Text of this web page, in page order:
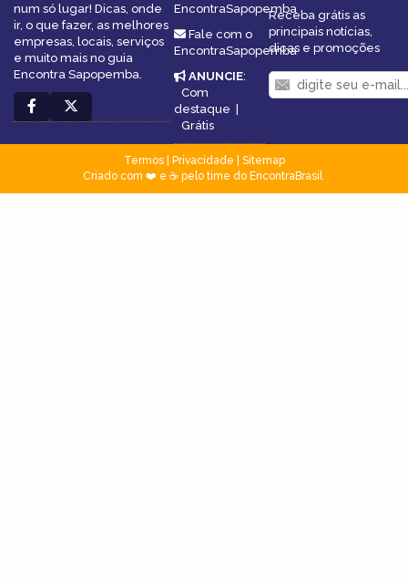
num só lugar! Dicas, onde
ir, o que fazer, as melhores
empresas, locais, serviços
e muito mais no guia
Encontra Sapopemba.
EncontraSapopemba
Fale com o
EncontraSapopemba
ANUNCIE:
Com
destaque
Grátis
Receba grátis as
principais notícias,
dicas e promoções
Termos| Privacidade
Sitemap
Criado com ❤️ e ☕ pelo time do EncontraBrasil